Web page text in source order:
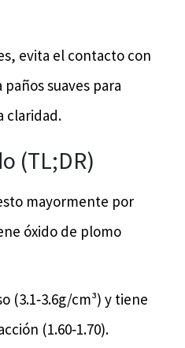
evita el contacto con
suaves para
claridad.
(TL;DR)
mayormente por
óxido de plomo
(3.1‑3.6g/cm³) y tiene
(1.60‑1.70).